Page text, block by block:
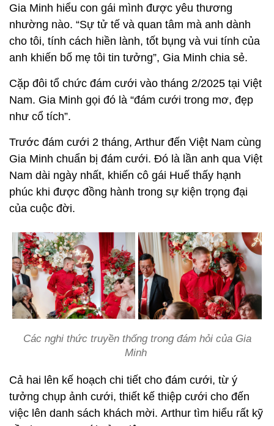
Gia Minh hiểu con gái mình được yêu thương
nhường nào. “Sự tử tế và quan tâm mà anh dành
cho tôi, tính cách hiền lành, tốt bụng và vui tính của
anh khiến bố mẹ tôi tin tưởng”, Gia Minh chia sẻ.
Cặp đôi tổ chức đám cưới vào tháng 2/2025 tại Việt
Nam. Gia Minh gọi đó là “đám cưới trong mơ, đẹp
như cổ tích”.
Trước đám cưới 2 tháng, Arthur đến Việt Nam cùng
Gia Minh chuẩn bị đám cưới. Đó là lần anh qua Việt
Nam dài ngày nhất, khiến cô gái Huế thấy hạnh
phúc khi được đồng hành trong sự kiện trọng đại
của cuộc đời.
Các nghi thức truyền thống trong đám hỏi của Gia
Minh
Cả hai lên kế hoạch chi tiết cho đám cưới, từ ý
tưởng chụp ảnh cưới, thiết kế thiệp cưới cho đến
việc lên danh sách khách mời. Arthur tìm hiểu rất kỹ